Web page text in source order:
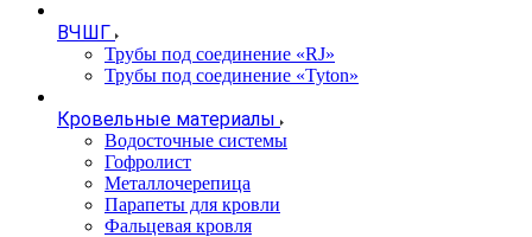
ВЧШГ
Трубы под соединение «RJ»
Трубы под соединение «Tyton»
Кровельные материалы
Водосточные системы
Гофролист
Металлочерепица
Парапеты для кровли
Фальцевая кровля